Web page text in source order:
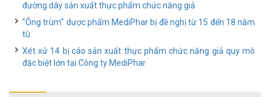
đường dây sản xuất thực phẩm chức năng giả
"Ông trùm" dược phẩm MediPhar bị đề nghị từ 15 đến 18 năm
tù
Xét xử 14 bị cáo sản xuất thực phẩm chức năng giả quy mô
đặc biệt lớn tại Công ty MediPhar